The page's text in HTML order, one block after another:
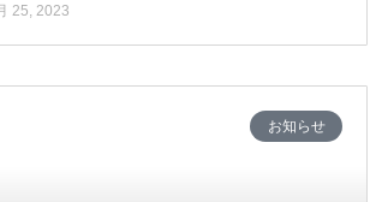
25, 2023
お知らせ